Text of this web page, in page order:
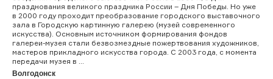
празднования великого праздника России – Дня Победы. Но уже
в 2000 году проходит преобразование городского выставочного
зала в Городскую картинную галерею (музей современного
искусства). Основным источником формирования фондов
галереи-музея стали безвозмездные пожертвования художников,
мастеров прикладного искусства города. С 2003 года, с момента
передачи музея в ...
Волгодонск